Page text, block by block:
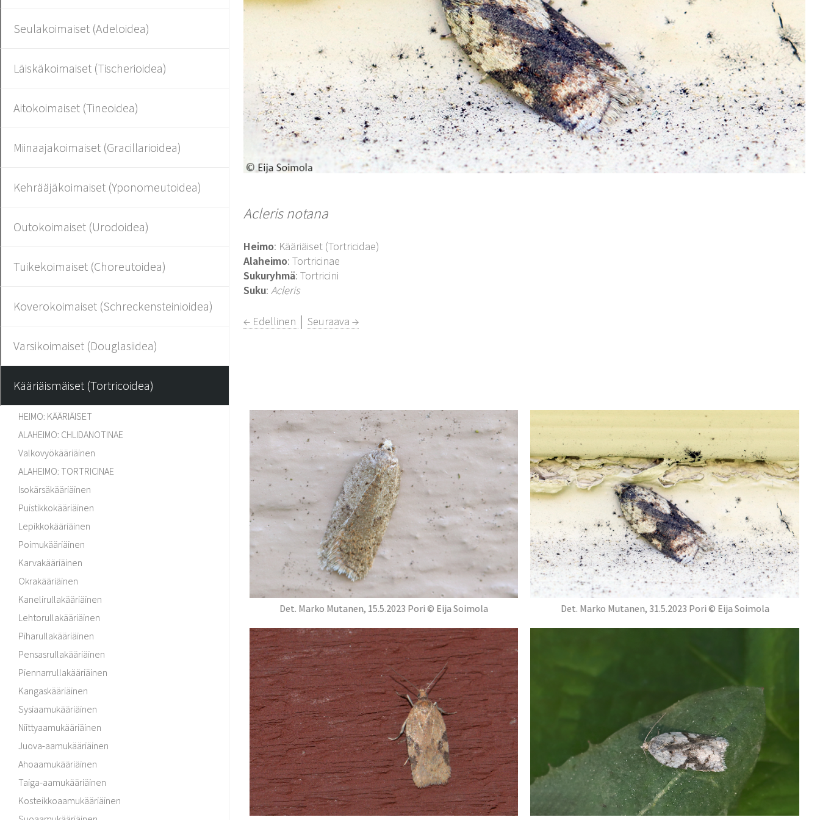
Seulakoimaiset (Adeloidea)
Läiskäkoimaiset (Tischerioidea)
Aitokoimaiset (Tineoidea)
Miinaajakoimaiset (Gracillarioidea)
Kehrääjäkoimaiset (Yponomeutoidea)
Outokoimaiset (Urodoidea)
Tuikekoimaiset (Choreutoidea)
Koverokoimaiset (Schreckensteinioidea)
Varsikoimaiset (Douglasiidea)
Kääriäismäiset (Tortricoidea)
HEIMO: KÄÄRIÄISET
ALAHEIMO: CHLIDANOTINAE
Valkovyökääriäinen
ALAHEIMO: TORTRICINAE
Isokärsäkääriäinen
Puistikkokääriäinen
Lepikkokääriäinen
Poimukääriäinen
Karvakääriäinen
Okrakääriäinen
Kanelirullakääriäinen
Lehtorullakääriäinen
Piharullakääriäinen
Pensasrullakääriäinen
Piennarrullakääriäinen
Kangaskääriäinen
Sysiaamukääriäinen
Niittyaamukääriäinen
Juova-aamukääriäinen
Ahoaamukääriäinen
Taiga-aamukääriäinen
Kosteikkoaamukääriäinen
Acleris notana
Heimo: Kääriäiset (Tortricidae)
Alaheimo: Tortricinae
Sukuryhmä: Tortricini
Suku:Acleris
← Edellinen │Seuraava →
Det. Marko Mutanen, 15.5.2023 Pori © Eija Soimola Det. Marko Mutanen, 31.5.2023 Pori © Eija Soimola